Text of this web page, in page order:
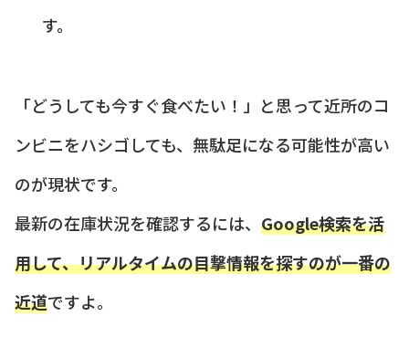
す。
「どうしても今すぐ食べたい！」と思って近所のコ
ンビニをハシゴしても、無駄足になる可能性が高い
のが現状です。
最新の在庫状況を確認するには、 Google検索を活
用して、リアルタイムの目撃情報を探すのが一番の
近道ですよ。